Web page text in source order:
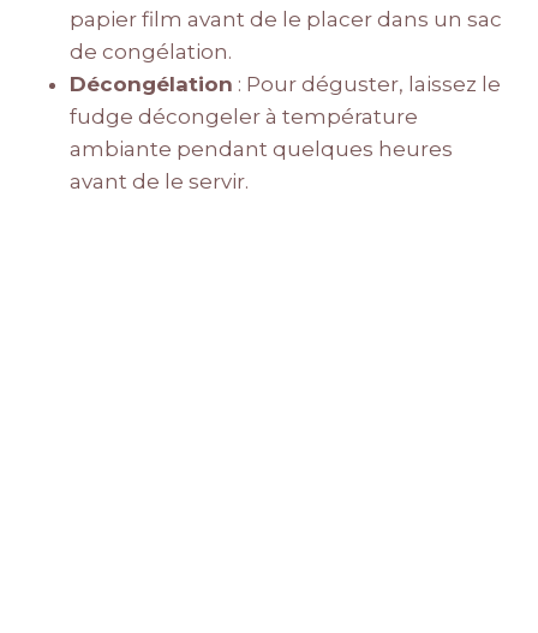
papier film avant de le placer dans un sac
de congélation.
Décongélation : Pour déguster, laissez le
fudge décongeler à température
ambiante pendant quelques heures
avant de le servir.